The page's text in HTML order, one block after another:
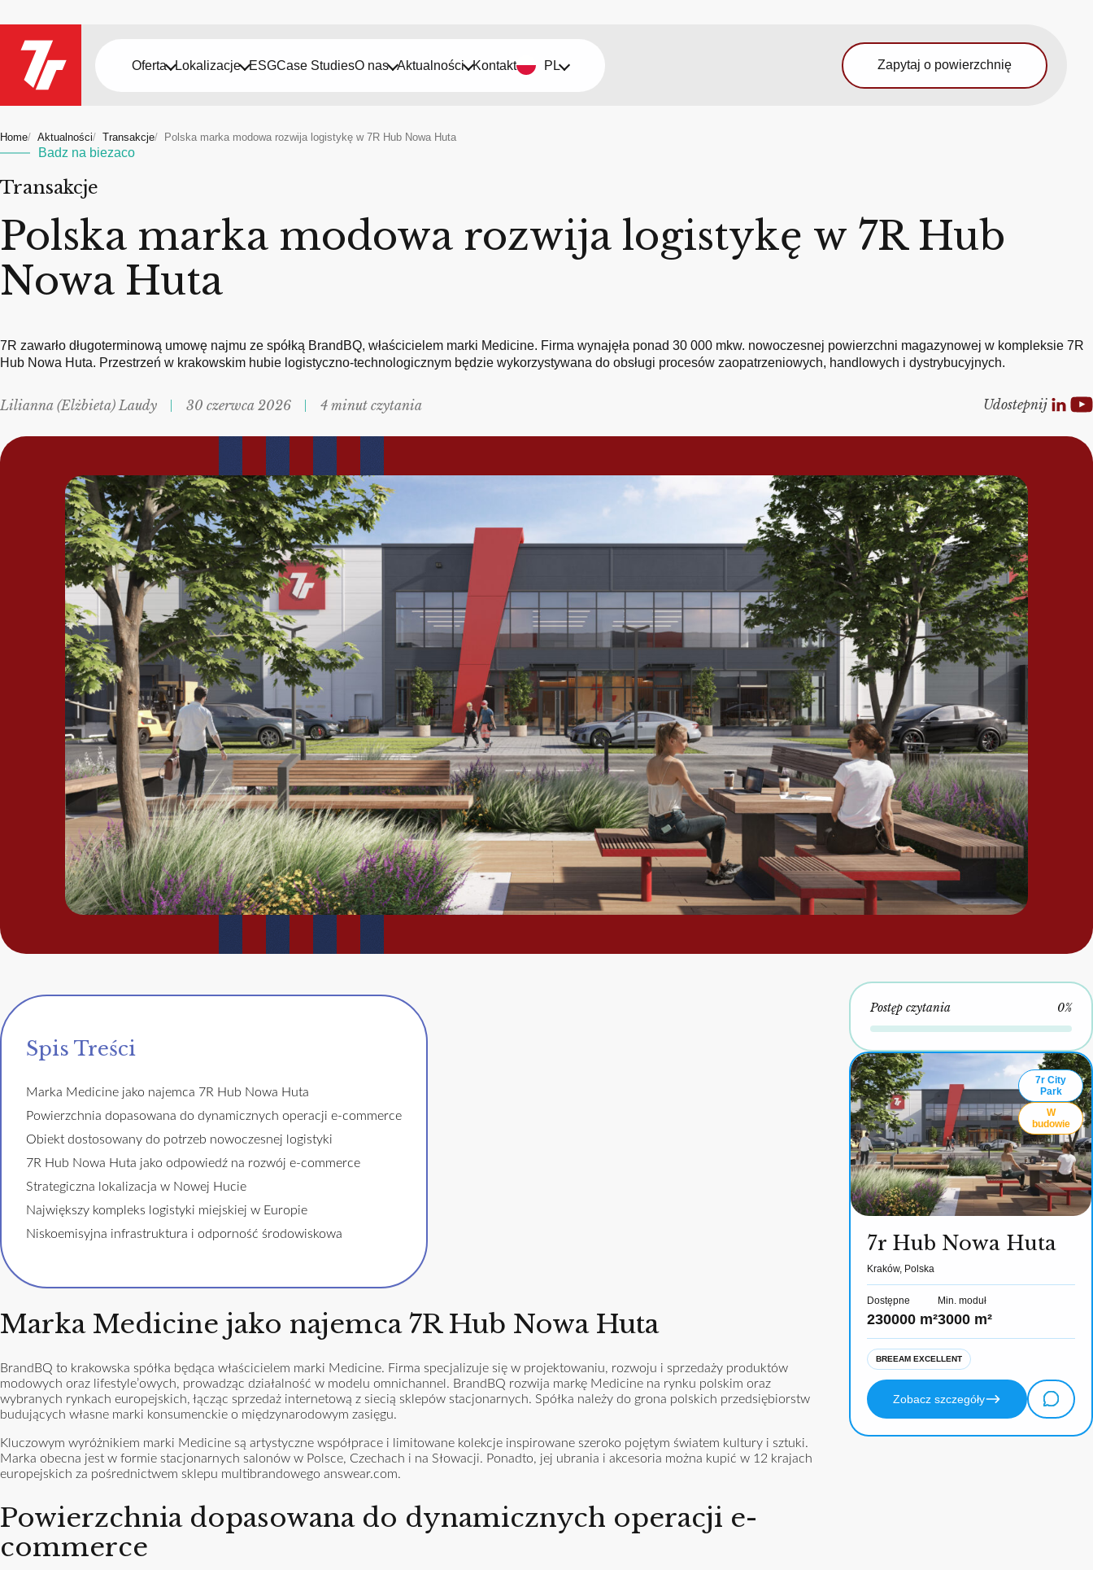
Oferta Lokalizacje ESGCase StudiesO nas Aktualności Kontakt PL Zapytaj o powierzchnię
Home Aktualności Transakcje Polska marka modowa rozwija logistykę w 7R Hub Nowa Huta
Badz na biezaco
Transakcje
Polska marka modowa rozwija logistykę w 7R Hub
Nowa Huta
7R zawarło długoterminową umowę najmu ze spółką BrandBQ, właścicielem marki Medicine. Firma wynajęła ponad 30 000 mkw. nowoczesnej powierzchni magazynowej w kompleksie 7R
Hub Nowa Huta. Przestrzeń w krakowskim hubie logistyczno-technologicznym będzie wykorzystywana do obsługi procesów zaopatrzeniowych, handlowych i dystrybucyjnych.
Lilianna (Elżbieta) Laudy 30 czerwca 2026 4 minut czytania Udostepnij
Spis Treści
Marka Medicine jako najemca 7R Hub Nowa Huta
Powierzchnia dopasowana do dynamicznych operacji e-commerce
Obiekt dostosowany do potrzeb nowoczesnej logistyki
7R Hub Nowa Huta jako odpowiedź na rozwój e-commerce
Strategiczna lokalizacja w Nowej Hucie
Największy kompleks logistyki miejskiej w Europie
Niskoemisyjna infrastruktura i odporność środowiskowa
Marka Medicine jako najemca 7R Hub Nowa Huta
BrandBQ to krakowska spółka będąca właścicielem marki Medicine. Firma specjalizuje się w projektowaniu, rozwoju i sprzedaży produktów
modowych oraz lifestyle’owych, prowadząc działalność w modelu omnichannel. BrandBQ rozwija markę Medicine na rynku polskim oraz
wybranych rynkach europejskich, łącząc sprzedaż internetową z siecią sklepów stacjonarnych. Spółka należy do grona polskich przedsiębiorstw
budujących własne marki konsumenckie o międzynarodowym zasięgu.
Kluczowym wyróżnikiem marki Medicine są artystyczne współprace i limitowane kolekcje inspirowane szeroko pojętym światem kultury i sztuki.
Marka obecna jest w formie stacjonarnych salonów w Polsce, Czechach i na Słowacji. Ponadto, jej ubrania i akcesoria można kupić w 12 krajach
europejskich za pośrednictwem sklepu multibrandowego answear.com.
Powierzchnia dopasowana do dynamicznych operacji e-
commerce
Postęp czytania 0%
7r City
Park
W
budowie
7r Hub Nowa Huta
Kraków, Polska
Dostępne
230000 m²
Min. moduł
3000 m²
BREEAM EXCELLENT
Zobacz szczegóły